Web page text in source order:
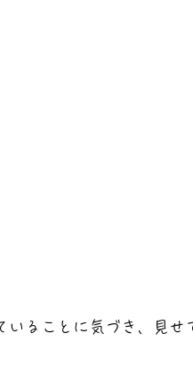
ることに気づき、見せ